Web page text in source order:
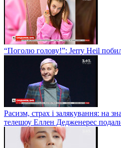
“Поголю голову!”: Jerry Heil
Расизм, страх і залякування: на
телешоу Еллен Дедженерес